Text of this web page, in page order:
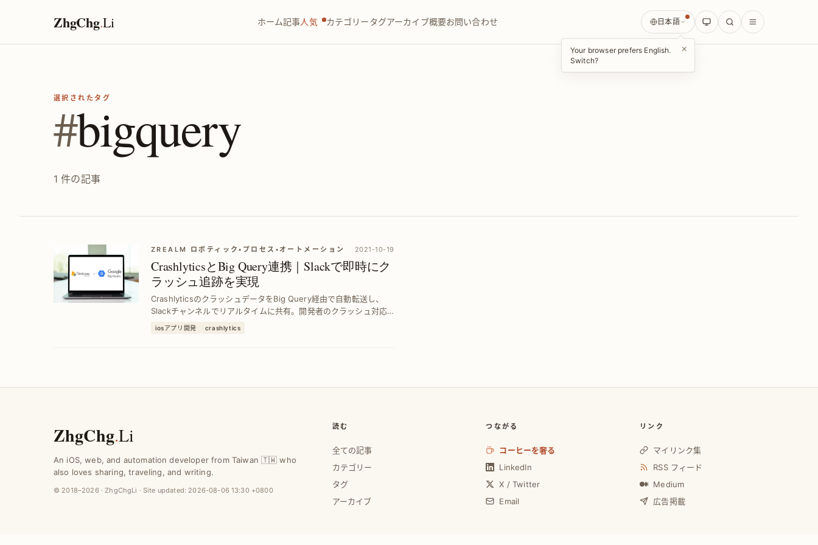
ZhgChg.Li ホーム記事人気 カテゴリータグアーカイブ概要お問い合わせ 日本語
Your browser prefers English.
Switch?
×
選択されたタグ
#bigquery
1 件の記事
ZREALM ロボティック・プロセス・オートメーション 2021-10-19
CrashlyticsとBig Query連携｜Slackで即時にク
ラッシュ追跡を実現
CrashlyticsのクラッシュデータをBig Query経由で自動転送し、
Slackチャンネルでリアルタイムに共有。開発者のクラッシュ対応
時間を大幅短縮し、効率的な問題解決をサポートします。
iosアプリ開発 crashlytics
ZhgChg.Li
An iOS, web, and automation developer from Taiwan 🇹🇼 who
also loves sharing, traveling, and writing.
© 2018–2026 · ZhgChgLi · Site updated: 2026-08-06 13:30 +0800
読む
全ての記事
カテゴリー
タグ
アーカイブ
つながる
コーヒーを奢る
LinkedIn
X / Twitter
Email
リンク
マイリンク集
RSS フィード
Medium
広告掲載